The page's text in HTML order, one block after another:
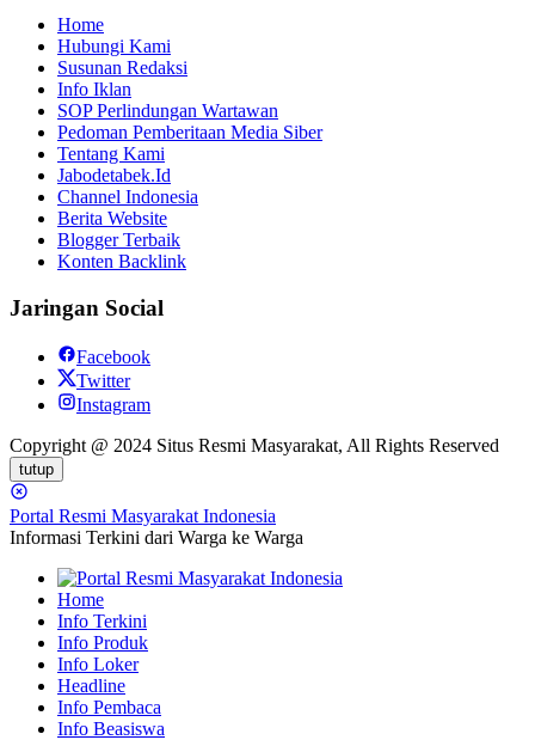
Home
Hubungi Kami
Susunan Redaksi
Info Iklan
SOP Perlindungan Wartawan
Pedoman Pemberitaan Media Siber
Tentang Kami
Jabodetabek.Id
Channel Indonesia
Berita Website
Blogger Terbaik
Konten Backlink
Jaringan Social
Facebook
Twitter
Instagram
Copyright @ 2024 Situs Resmi Masyarakat, All Rights Reserved
tutup
Portal Resmi Masyarakat Indonesia
Informasi Terkini dari Warga ke Warga
Home
Info Terkini
Info Produk
Info Loker
Headline
Info Pembaca
Info Beasiswa